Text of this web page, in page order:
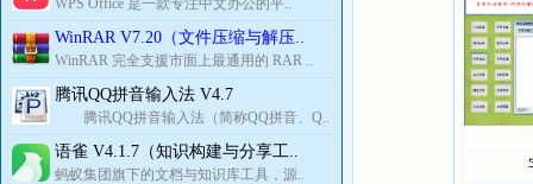
WPS Office 是一款专注中文办公的平..
WinRAR V7.20（文件压缩与解压..
WinRAR 完全支援市面上最通用的 RAR ..
腾讯QQ拼音输入法 V4.7
腾讯QQ拼音输入法（简称QQ拼音、Q..
语雀 V4.1.7（知识构建与分享工..
蚂蚁集团旗下的文档与知识库工具，源..